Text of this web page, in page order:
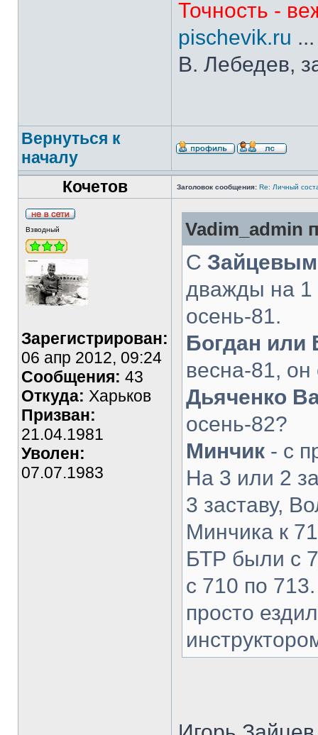
Точность -
pischevik.ru
В. Лебедев,
Вернуться к
началу
Кочетов
Заголовок сообщения: Re: Личный
Взводный
Зарегистрирован:
06 апр 2012, 09:24
Сообщения: 43
Откуда: Харьков
Призван:
21.04.1981
Уволен:
07.07.1983
Vadim_admin
С Зайцевым
дважды на 1
осень-81.
Богдан или
весна-81,
Дьяченко
осень-82?
Минчик - с
На 3 или 2
3 заставу,
Минчика к
БТР были с
с 710 по
просто